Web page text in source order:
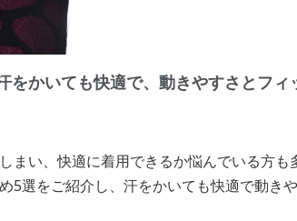
をかいても快適で、動きやすさとフィ
い、快適に着用できるか悩んでいる方も
5選をご紹介し、汗をかいても快適で動き